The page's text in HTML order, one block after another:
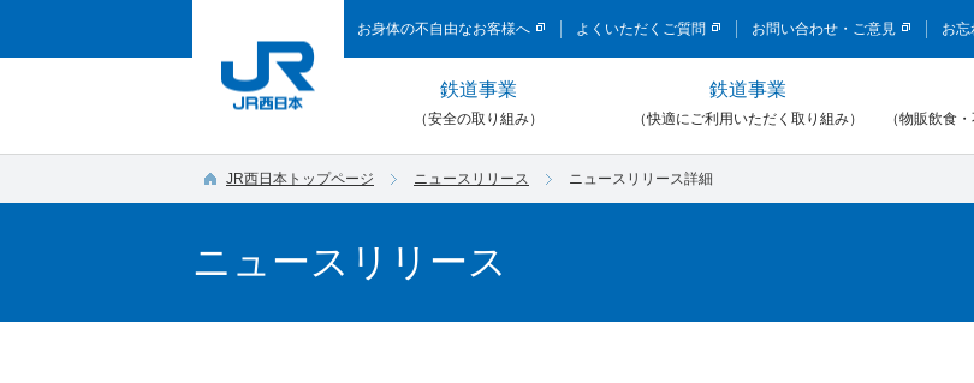
お身体の不自由なお客様へ よくいただくご質問 お問い合わせ・ご意見 お忘
鉄道事業
（安全の取り組み）
鉄道事業
（快適にご利用いただく取り組み） （物販飲食
JR西日本トップページ ニュースリリース ニュースリリース詳細
ニュースリリース